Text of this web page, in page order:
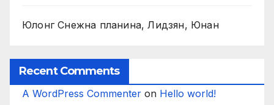
Юлонг Снежна планина, Лидзян, Юнан
Recent Comments
A WordPress Commenter on Hello world!